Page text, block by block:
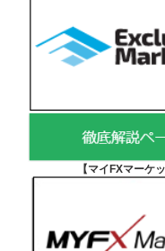
【マイFXマーケ